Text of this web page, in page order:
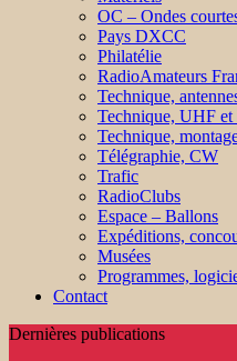
OC – Ondes
Pays DXCC
Philatélie
RadioAmateurs
Technique,
Technique, UHF et
Technique,
Télégraphie, CW
Trafic
RadioClubs
Espace – Ballons
Expéditions,
Musées
Programmes,
Contact
Dernières publications